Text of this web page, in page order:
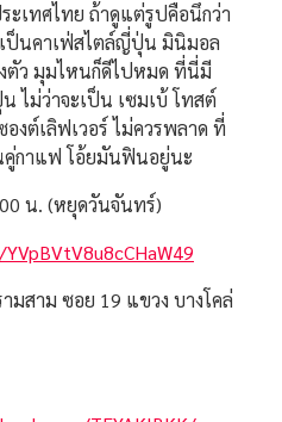
ะเทศไทย ถ้าดูแต่รูปคือนึกว่า
ป็นคาเฟ่สไตล์ญี่ปุ่น มินิมอล
ตัว มุมไหนก็ดีไปหมด ที่นี่มี
ไม่ว่าจะเป็น เซมเบ้ โทสต์
งต์เลิฟเวอร์ ไม่ควรพลาด ที่
คู่กาแฟ โอ้ยมันฟินอยู่นะ
น. (หยุดวันจันทร์)
สาม ซอย 19 แขวง บางโคล่